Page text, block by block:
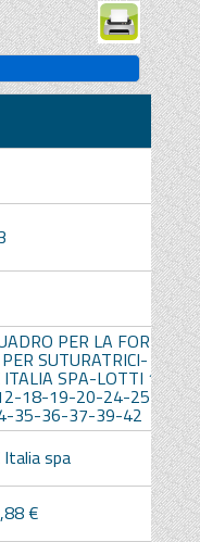
PER LA
SUTURATRICI-
ITALIA SPA-LOTTI 1-2-
18-19-20-24-25-26-
35-36-37-39-42
Italia spa
€